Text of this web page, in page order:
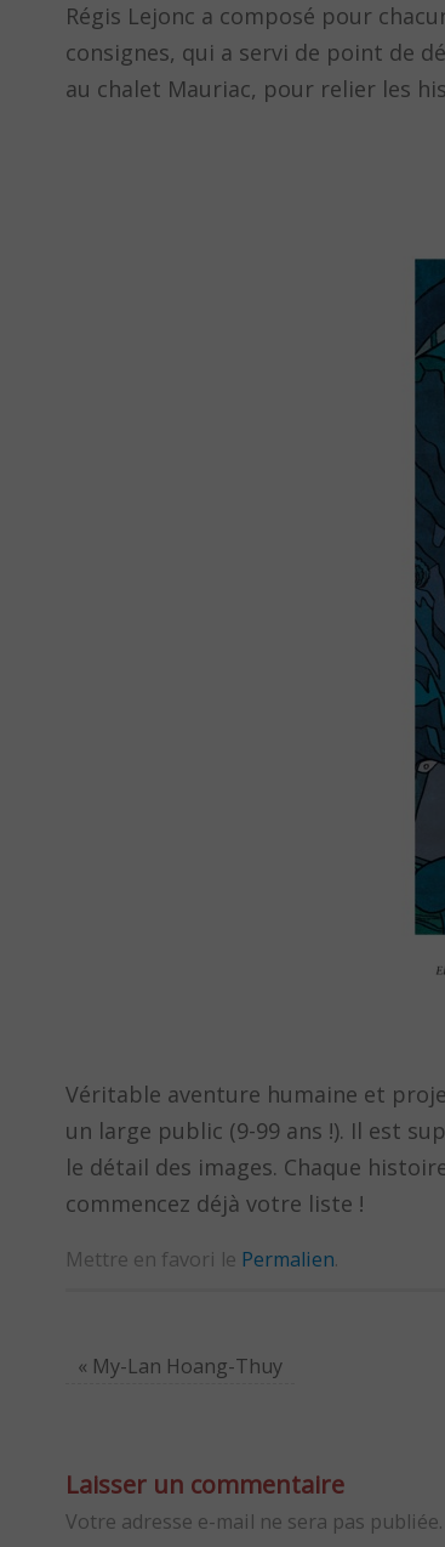
Régis Lejonc a composé pour
consignes, qui a servi de point de
au chalet Mauriac, pour relier les
Véritable aventure humaine et
un large public (9-99 ans !). Il est
le détail des images. Chaque
commencez déjà votre liste !
Mettre en favori le Permalien.
« My-Lan Hoang-Thuy
Laisser un commentaire
Votre adresse e-mail ne sera pas publiée.